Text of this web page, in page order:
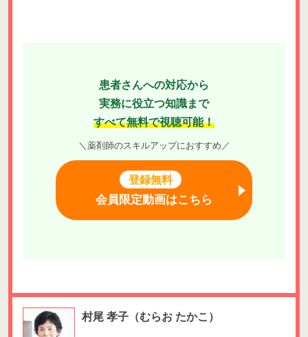
患者さんへの対応から
実務に役立つ知識まで
すべて無料で視聴可能！
＼薬剤師のスキルアップにおすすめ／
登録無料
会員限定動画はこちら
村尾 孝子 （むらお たかこ）